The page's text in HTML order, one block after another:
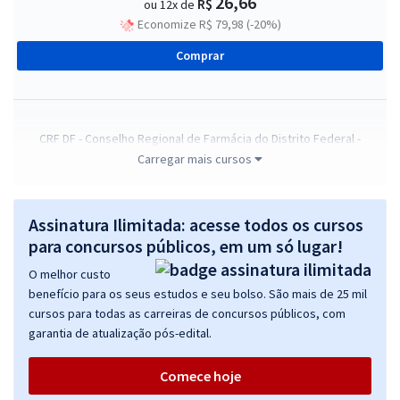
ou 12x de R$
Economize R$ 79,98 (-20%)
Comprar
CRF DF - Conselho Regional de Farmácia do Distrito Federal -
Administrador (Código 400)
32,66
Economize R$ 97,98 (-20%)
Comprar
CRF DF - Conselho Regional de Farmácia do Distrito Federal -
Farmacêutico Fiscal I (Código 402)
à vista
Carregar mais cursos
Assinatura Ilimitada: acesse todos os cursos
para concursos públicos, em um só lugar!
O melhor custo
benefício para os seus estudos e seu bolso. São mais de 25 mil
cursos para todas as carreiras de concursos públicos, com
garantia de atualização pós-edital.
Comece hoje